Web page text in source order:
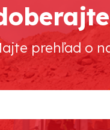
prehľad o